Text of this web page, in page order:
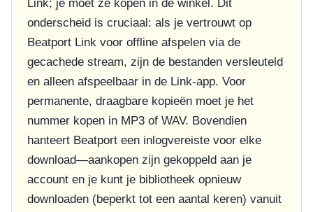
Link; je moet ze kopen in de winkel. Dit
onderscheid is cruciaal: als je vertrouwt op
Beatport Link voor offline afspelen via de
gecachede stream, zijn de bestanden versleuteld
en alleen afspeelbaar in de Link-app. Voor
permanente, draagbare kopieën moet je het
nummer kopen in MP3 of WAV. Bovendien
hanteert Beatport een inlogvereiste voor elke
download—aankopen zijn gekoppeld aan je
account en je kunt je bibliotheek opnieuw
downloaden (beperkt tot een aantal keren) vanuit